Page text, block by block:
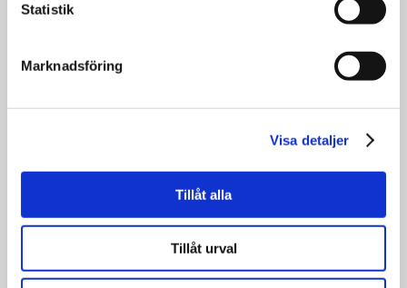
Statistik
Marknadsföring
Visa detaljer
Tillåt alla
Tillåt urval
det musik!
ANSÖKNINGAR TILL VÅRT
RESIDENS
Tack för alla ansökningar till vårt residens.
Vi är så glada och tacksamma för all
respons och er vilja att arbeta och bo på
Ricklundgården.